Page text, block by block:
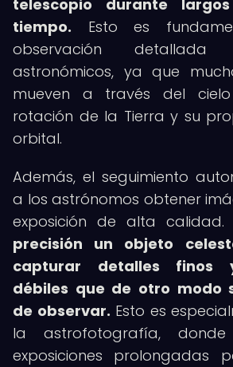
telescopio durante
tiempo. Esto es
observación
astronómicos, ya que
mueven a través del
rotación de la Tierra y su
orbital.
Además, el seguimiento
a los astrónomos obtener
exposición de alta calidad.
precisión un objeto
capturar detalles finos
débiles que de otro modo
de observar. Esto es
la astrofotografía,
exposiciones prolongadas